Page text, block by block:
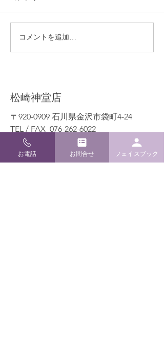
熊本地震により被災され
た皆様へ
コメントを追加…
​松崎神堂店
〒920-0909 石川県金沢市袋町4-24
TEL / FAX 076-262-6022
E-mail
info@m-kamidana.com
お電話 お問合せ フェイスブック